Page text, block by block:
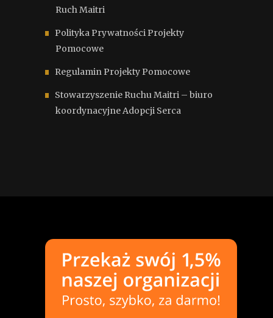
Ruch Maitri
Polityka Prywatności Projekty
Pomocowe
Regulamin Projekty Pomocowe
Stowarzyszenie Ruchu Maitri – biuro
koordynacyjne Adopcji Serca